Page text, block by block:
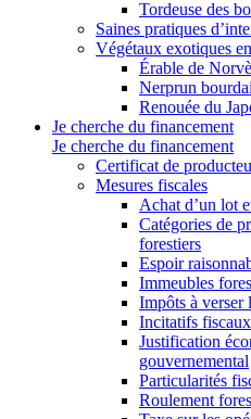
Tordeuse des
Saines pratiques
Végétaux exotiques
Érable de
Nerprun
Renouée du
Je cherche du financement
Je cherche du financement
Certificat de
Mesures fiscales
Achat d’un lot
Catégories de
forestiers
Espoir
Immeubles
Impôts à verser
Incitatifs
Justification
gouvernemental
Particularités
Roulement